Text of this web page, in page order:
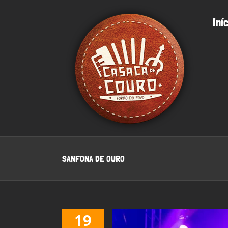
SANFONA DE OURO
19